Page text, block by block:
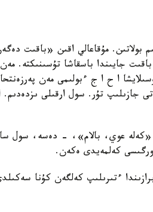
بولاتىن. مۇقاعالي اقىن «باقىت
جايىندا باسقاشا تۇسىنىكتە. مەن
ا ح ا ج ءبولىمى مەن
اتى جازىلىپ تۇر. سول ارقىلى
«كەلە عوي، بالام»، - دەسە، سول
كەلمەيدى ەكەن.
ءتىرىلىپ كەلگەن كۇنا